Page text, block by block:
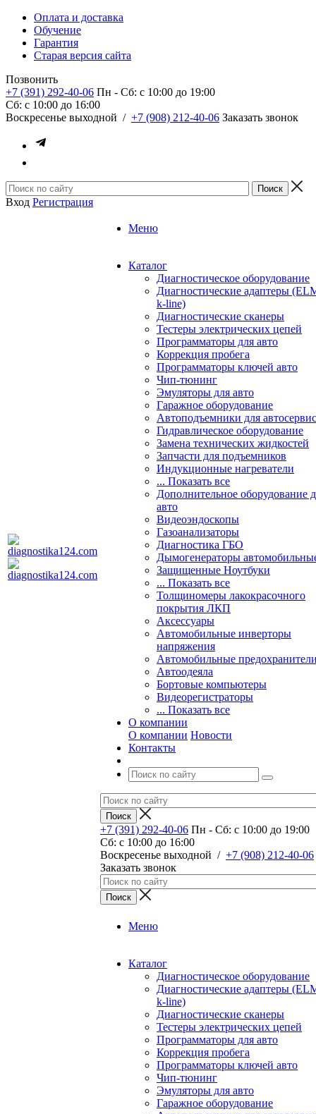
Оплата и доставка
Обучение
Гарантия
Старая версия сайта
Позвонить
+7 (391) 292-40-06 Пн - Сб: c 10:00 до 19:00
Сб: c 10:00 до 16:00
​Воскресенье выходной / +7 (908) 212-40-06 Заказать звонок
Вход Регистрация
Меню
Каталог
Диагностическое оборудование
Диагностические адаптеры
k-line)
Диагностические сканеры
Тестеры электрических цепей
Программаторы для авто
Коррекция пробега
Программаторы ключей авто
Чип-тюнинг
Эмуляторы для авто
Гаражное оборудование
Автоподъемники для
Гидравлическое оборудование
Замена технических жидкостей
Запчасти для подъемников
Индукционные нагреватели
... Показать все
Дополнительное оборудование
авто
Видеоэндоскопы
Газоанализаторы
Диагностика ГБО
Дымогенераторы
Защищенные Ноутбуки
... Показать все
Толщиномеры лакокрасочного
покрытия ЛКП
Аксессуары
Автомобильные инверторы
напряжения
Автомобильные
Автоодеяла
Бортовые компьютеры
Видеорегистраторы
... Показать все
О компании
О компании Новости
Контакты
+7 (391) 292-40-06 Пн - Сб: c 10:00 до 19:00
Сб: c 10:00 до 16:00
​Воскресенье выходной / +7 (908) 212-40-06
Заказать звонок
Меню
Каталог
Диагностическое оборудование
Диагностические адаптеры
k-line)
Диагностические сканеры
Тестеры электрических цепей
Программаторы для авто
Коррекция пробега
Программаторы ключей авто
Чип-тюнинг
Эмуляторы для авто
Гаражное оборудование